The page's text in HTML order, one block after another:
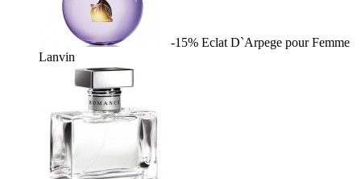
-15% Eclat D`Arpege pour Femme
Lanvin